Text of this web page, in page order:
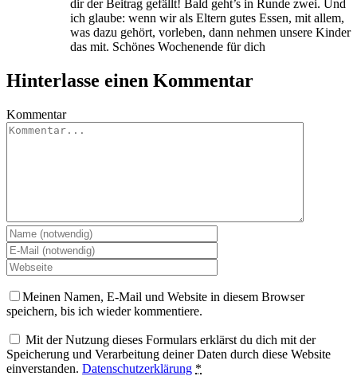
dir der Beitrag gefällt! Bald geht’s in Runde zwei. Und
ich glaube: wenn wir als Eltern gutes Essen, mit allem,
was dazu gehört, vorleben, dann nehmen unsere Kinder
das mit. Schönes Wochenende für dich
Hinterlasse einen Kommentar
Kommentar
Meinen Namen, E-Mail und Website in diesem Browser
speichern, bis ich wieder kommentiere.
Mit der Nutzung dieses Formulars erklärst du dich mit der
Speicherung und Verarbeitung deiner Daten durch diese Website
einverstanden. Datenschutzerklärung *